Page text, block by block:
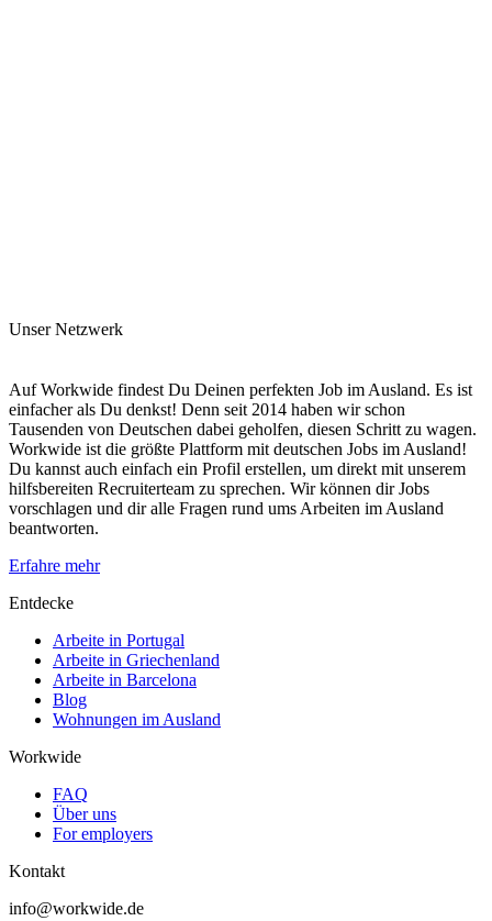
Unser Netzwerk
Auf Workwide findest Du Deinen perfekten Job im Ausland. Es ist
einfacher als Du denkst! Denn seit 2014 haben wir schon
Tausenden von Deutschen dabei geholfen, diesen Schritt zu wagen.
Workwide ist die größte Plattform mit deutschen Jobs im Ausland!
Du kannst auch einfach ein Profil erstellen, um direkt mit unserem
hilfsbereiten Recruiterteam zu sprechen. Wir können dir Jobs
vorschlagen und dir alle Fragen rund ums Arbeiten im Ausland
beantworten.
Erfahre mehr
Entdecke
Arbeite in Portugal
Arbeite in Griechenland
Arbeite in Barcelona
Blog
Wohnungen im Ausland
Workwide
FAQ
Über uns
For employers
Kontakt
info@workwide.de